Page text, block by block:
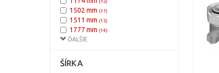
2400
2600
2605
2800
3000
ĎALŠIE
(12)
1502 mm (11)
1511 mm (13)
1777 mm (14)
1789 mm
751 mm
764 mm
ŠÍRKA